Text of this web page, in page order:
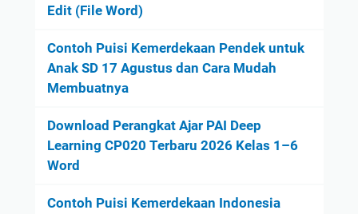
Edit (File Word)
Contoh Puisi Kemerdekaan Pendek untuk
Anak SD 17 Agustus dan Cara Mudah
Membuatnya
Download Perangkat Ajar PAI Deep
Learning CP020 Terbaru 2026 Kelas 1–6
Word
Contoh Puisi Kemerdekaan Indonesia